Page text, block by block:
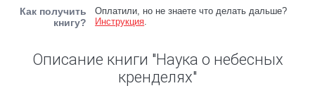
Как получить
книгу?
Оплатили, но не знаете что делать дальше?
Инструкция.
Описание книги "Наука о небесных
кренделях"